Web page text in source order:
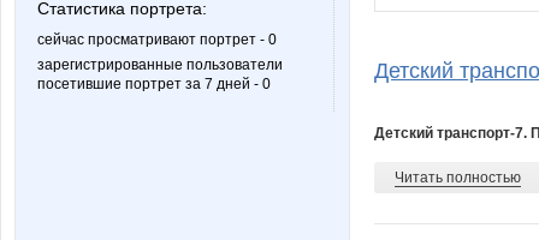
Статистика портрета:
сейчас просматривают портрет - 0
зарегистрированные пользователи
посетившие портрет за 7 дней - 0
Детский
Детский транспорт-7.
Читать полностью